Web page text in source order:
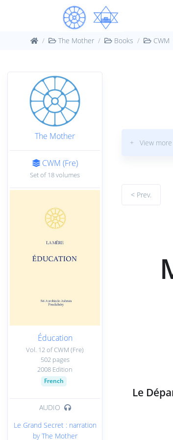
The Mother Books CWM
The Mother
CWM (Fre)
Set of 18 volumes
Éducation
Vol. 12 of CWM (Fre)
502 pages
2008 Edition
French
AUDIO
Le Grand Secret : narration
by The Mother
+ View more
< Prev.
Le